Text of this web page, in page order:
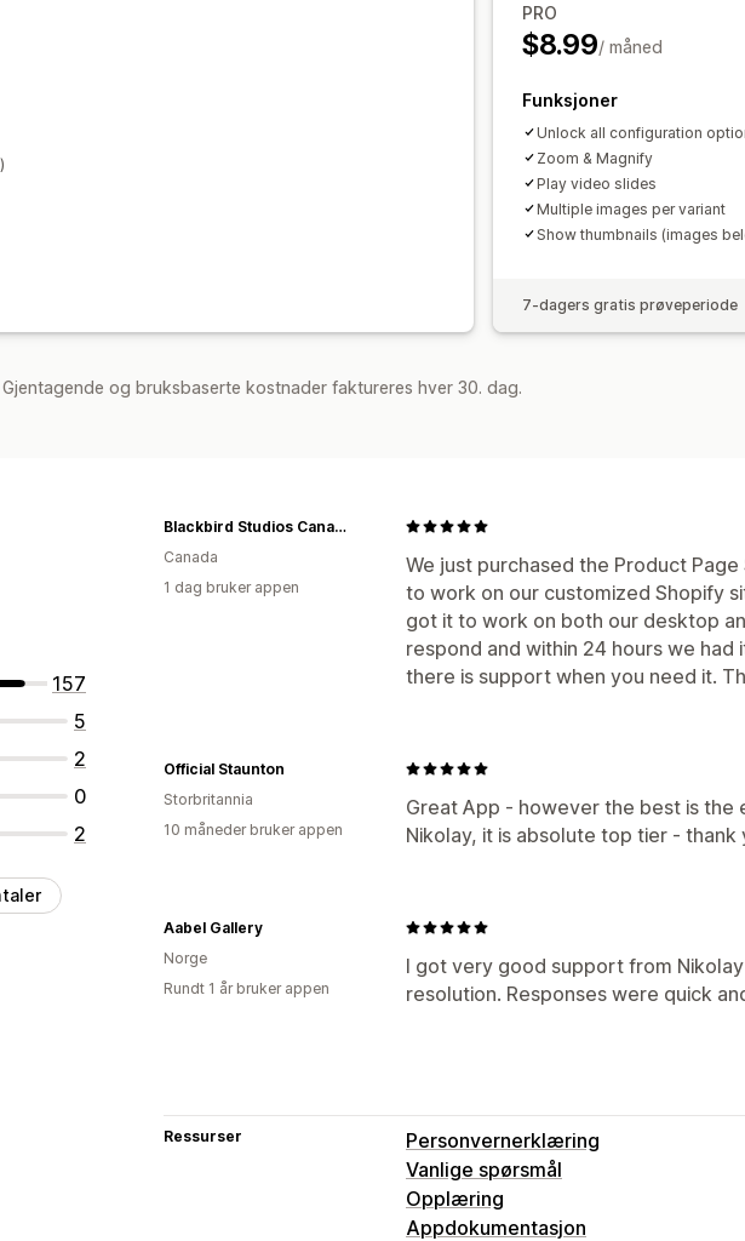
PRO
$8.99/ måned
Funksjoner
Unlock all configuration
Zoom & Magnify
Play video slides
Multiple images per variant
Show thumbnails (images
7-dagers gratis prøveperiode
og bruksbaserte kostnader faktureres hver 30. dag.
157
5
2
0
2
We just purchased the Product
to work on our customized Shopify
got it to work on both our desktop
respond and within 24 hours we
there is support when you need it.
Blackbird Studios Canada
Canada
1 dag bruker appen
Great App - however the best is
Nikolay, it is absolute top tier - thank
Official Staunton
Storbritannia
10 måneder bruker appen
I got very good support from
resolution. Responses were quick
Aabel Gallery
Norge
Rundt 1 år bruker appen
Ressurser
Personvernerklæring
Vanlige spørsmål
Opplæring
Appdokumentasjon